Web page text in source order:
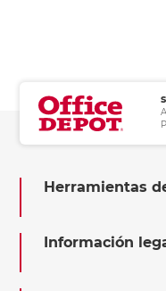
Herramientas
Información